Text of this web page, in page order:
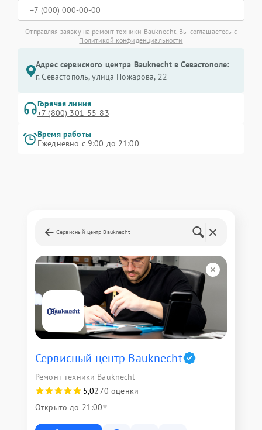
Отправляя заявку на ремонт техники Bauknecht, Вы соглашаетесь с
Политикой конфиденциальности
Адрес сервисного центра Bauknecht в Севастополе:
г. Севастополь, улица Пожарова, 22
Горячая линия
+7 (800) 301-55-83
Время работы
Ежедневно с 9:00 до 21:00
Сервисный центр Bauknecht
Сервисный центр Bauknecht
Ремонт техники Bauknecht
5,0270 оценки
Открыто до 21:00